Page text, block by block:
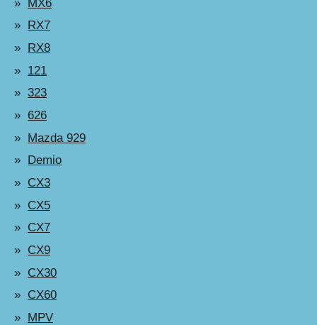
MX6
RX7
RX8
121
323
626
Mazda 929
Demio
CX3
CX5
CX7
CX9
CX30
CX60
MPV